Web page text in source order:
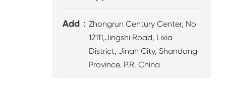
Add：Zhongrun Century Center, No
12111,Jingshi Road, Lixia
District, Jinan City, Shandong
Province. P.R. China